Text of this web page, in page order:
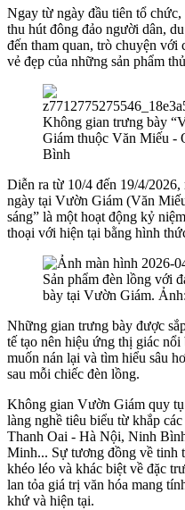
Ngay từ ngày đầu tiên tổ
thu hút đông đảo người dân,
đến tham quan, trò chuyện với
vẻ đẹp của những sản phẩm
Không gian trưng bày
Giám thuộc Văn Miếu -
Bình
Diễn ra từ 10/4 đến 19/4/
ngày tại Vườn Giám (Văn
sáng” là một hoạt động kỷ
thoại với hiện tại bằng hình
Sản phẩm đèn lồng với
bày tại Vườn Giám.
Những gian trưng bày được
tế tạo nên hiệu ứng thị giác
muốn nán lại và tìm hiểu sâu
sau mỗi chiếc đèn lồng.
Không gian Vườn Giám quy
làng nghề tiêu biểu từ khắp
Thanh Oai - Hà Nội, Ninh
Minh... Sự tương đồng về tinh
khéo léo và khác biệt về đặc
lan tỏa giá trị văn hóa mang
khứ và hiện tại.